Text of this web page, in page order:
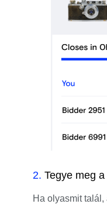
2. Tegye meg
Ha olyasmit